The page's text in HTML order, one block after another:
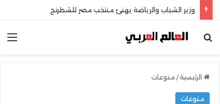
وزير الشباب والرياضة يهنئ منتخب مصر للشطرنج
بحث عن
الرئيسية/ منوعات
منوعات